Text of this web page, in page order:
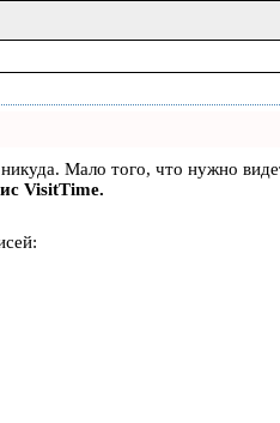
Мало того, что нужно
VisitTime.